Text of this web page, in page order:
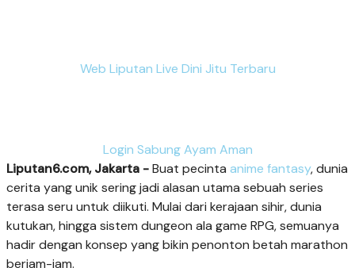
Web Liputan Live Dini Jitu Terbaru
Login Sabung Ayam Aman
Liputan6.com, Jakarta -Buat pecinta anime fantasy, dunia
cerita yang unik sering jadi alasan utama sebuah series
terasa seru untuk diikuti. Mulai dari kerajaan sihir, dunia
kutukan, hingga sistem dungeon ala game RPG, semuanya
hadir dengan konsep yang bikin penonton betah marathon
berjam-jam.